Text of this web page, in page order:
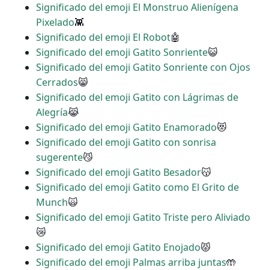
Significado del emoji El Monstruo Alienígena
Pixelado👾
Significado del emoji El Robot🤖
Significado del emoji Gatito Sonriente😺
Significado del emoji Gatito Sonriente con Ojos
Cerrados😸
Significado del emoji Gatito con Lágrimas de
Alegría😹
Significado del emoji Gatito Enamorado😻
Significado del emoji Gatito con sonrisa
sugerente😼
Significado del emoji Gatito Besador😽
Significado del emoji Gatito como El Grito de
Munch🙀
Significado del emoji Gatito Triste pero Aliviado
😿
Significado del emoji Gatito Enojado😾
Significado del emoji Palmas arriba juntas🤲